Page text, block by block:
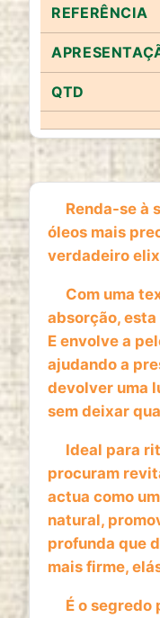
Renda-se à
óleos mais
verdadeiro
Com uma
absorção,
E envolve a
ajudando a
devolver uma
sem deixar
Ideal para
procuram
actua como
natural,
profunda que
mais firme,
É o segredo
Name:
Purpose:
Este cookie
consentimento
Cookie duration:
1 year
Cookies de
forma anónima.
compreender
website.
Google
Name:
Provider:
Google LLC
Purpose:
Análise
website
2 anos